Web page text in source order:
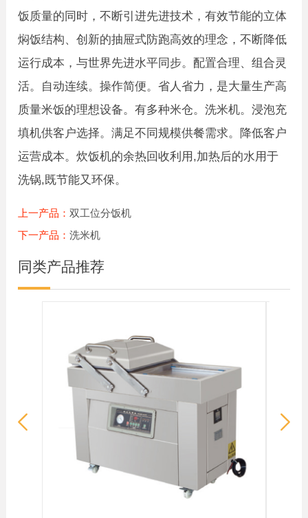
饭质量的同时，不断引进先进技术，有效节能的立体
焖饭结构、创新的抽屉式防跑高效的理念，不断降低
运行成本，与世界先进水平同步。配置合理、组合灵
活。自动连续。操作简便。省人省力，是大量生产高
质量米饭的理想设备。有多种米仓。洗米机。浸泡充
填机供客户选择。满足不同规模供餐需求。降低客户
运营成本。炊饭机的余热回收利用,加热后的水用于
洗锅,既节能又环保。
上一产品：双工位分饭机
下一产品：洗米机
同类产品推荐